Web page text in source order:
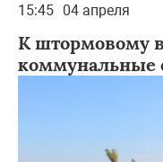
15:45 04 апреля
К штормовому
коммунальные